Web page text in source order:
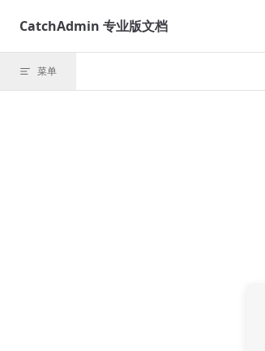
Skip to content
CatchAdmin 专业版文档
菜单